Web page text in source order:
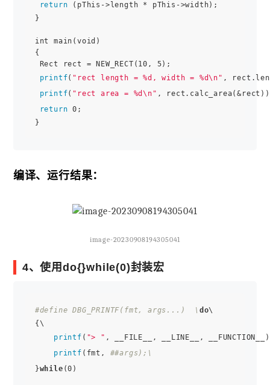
return (pThis->length * pThis->width);
}
int main(void)
{
Rect rect = NEW_RECT(10, 5);
printf( "rect length = %d, width = %d\n" ,
printf( "rect area = %d\n" ,
return 0;
编译、运行结果：
image-20230908194305041
4、使用do{}while(0)封装宏
#define DBG_PRINTF(fmt, args...)  \ do\
{\
printf ( "> " , __FILE__, __LINE__,
printf (fmt, ##args);\
}while